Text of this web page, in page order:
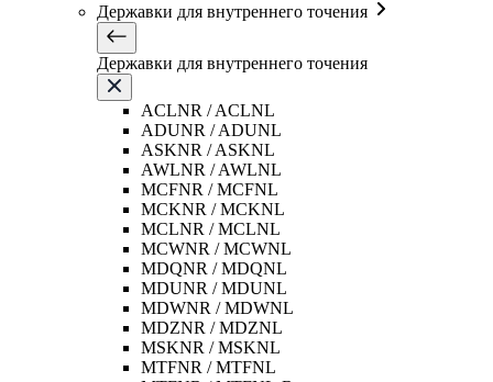
Державки для внутреннего точения
Державки для внутреннего точения
ACLNR / ACLNL
ADUNR / ADUNL
ASKNR / ASKNL
AWLNR / AWLNL
MCFNR / MCFNL
MCKNR / MCKNL
MCLNR / MCLNL
MCWNR / MCWNL
MDQNR / MDQNL
MDUNR / MDUNL
MDWNR / MDWNL
MDZNR / MDZNL
MSKNR / MSKNL
MTFNR / MTFNL